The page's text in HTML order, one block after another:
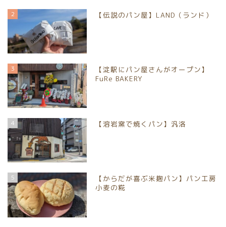
2 【伝説のパン屋】LAND（ランド）
3
【淀駅にパン屋さんがオープン】
FuRe BAKERY
4 【溶岩窯で焼くパン】汎洛
5
【からだが喜ぶ米麹パン】パン工房
小麦の糀